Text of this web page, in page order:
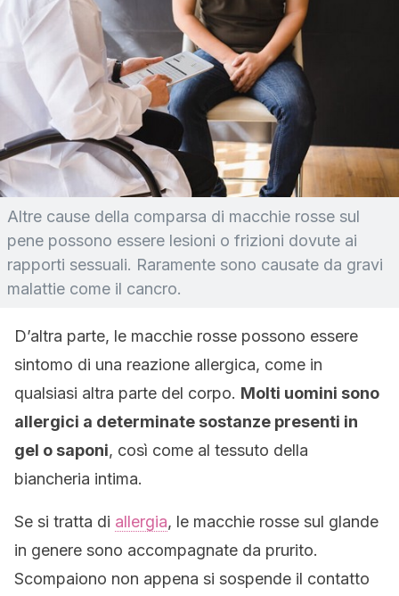
Altre cause della comparsa di macchie rosse sul
pene possono essere lesioni o frizioni dovute ai
rapporti sessuali. Raramente sono causate da gravi
malattie come il cancro.
D’altra parte, le macchie rosse possono essere
sintomo di una reazione allergica, come in
qualsiasi altra parte del corpo. Molti uomini sono
allergici a determinate sostanze presenti in
gel o saponi, così come al tessuto della
biancheria intima.
Se si tratta di allergia, le macchie rosse sul glande
in genere sono accompagnate da prurito.
Scompaiono non appena si sospende il contatto